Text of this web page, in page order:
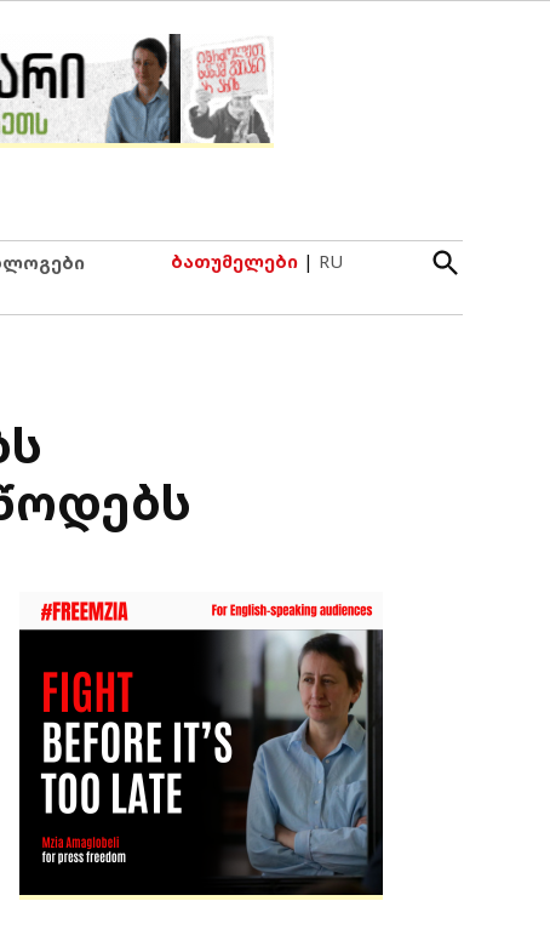
ბათუმელები | RU
Open
Search